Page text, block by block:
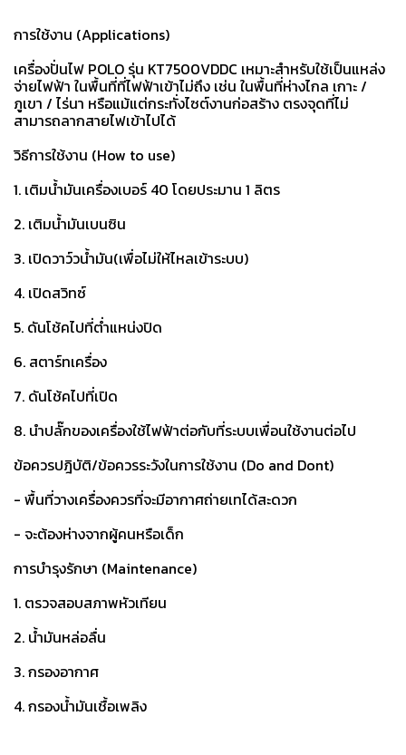
การใช้งาน (Applications)
เครื่องปั่นไฟ POLO รุ่น KT7500VDDC เหมาะสำหรับใช้เป็นแหล่ง
จ่ายไฟฟ้า ในพื้นที่ที่ไฟฟ้าเข้าไม่ถึง เช่น ในพื้นที่ห่างไกล เกาะ /
ภูเขา / ไร่นา หรือแม้แต่กระทั่งไซต์งานก่อสร้าง ตรงจุดที่ไม่
สามารถลากสายไฟเข้าไปได้
วิธีการใช้งาน (How to use)
1. เติมน้ำมันเครื่องเบอร์ 40 โดยประมาน 1 ลิตร
2. เติมน้ำมันเบนซิน
3. เปิดวาว์วน้ำมัน(เพื่อไม่ให้ไหลเข้าระบบ)
4. เปิดสวิทซ์
5. ดันโช้คไปที่ต่ำแหน่งปิด
6. สตาร์ทเครื่อง
7. ดันโช้คไปที่เปิด
8. นำปลั๊กของเครื่องใช้ไฟฟ้าต่อกับที่ระบบเพื่อนใช้งานต่อไป
ข้อควรปฎิบัติ/ข้อควรระวังในการใช้งาน (Do and Dont)
- พื้นที่วางเครื่องควรที่จะมีอากาศถ่ายเทได้สะดวก
- จะต้องห่างจากผู้คนหรือเด็ก
การบำรุงรักษา (Maintenance)
1. ตรวจสอบสภาพหัวเทียน
2. น้ำมันหล่อลื่น
3. กรองอากาศ
4. กรองน้ำมันเชื้อเพลิง